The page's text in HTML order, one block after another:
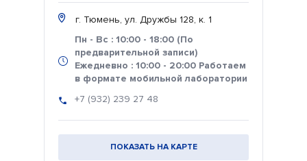
г. Тюмень, ул. Дружбы 128, к. 1
Пн - Вс : 10:00 - 18:00 (По
предварительной записи)
Ежедневно : 10:00 - 20:00 Работаем
в формате мобильной лаборатории
+7 (932) 239 27 48
ПОКАЗАТЬ НА КАРТЕ